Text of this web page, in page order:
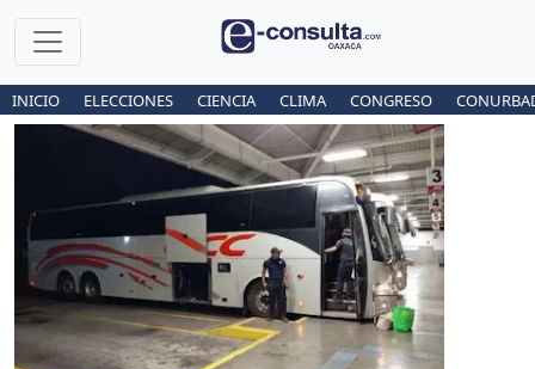
INICIO ELECCIONES CIENCIA CLIMA CONGRESO